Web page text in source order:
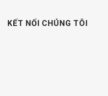
KẾT NỐI CHÚNG TÔI